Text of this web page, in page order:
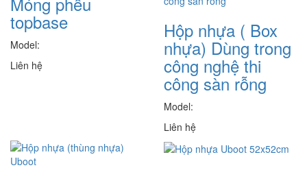
topbase
Model:
Liên hệ
Hộp nhựa ( Box
nhựa) Dùng trong
công nghệ thi
công sàn rỗng
Model:
Liên hệ